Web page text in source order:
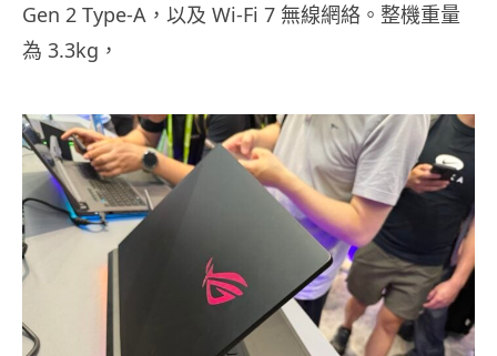
Gen 2 Type-A，以及 Wi-Fi 7 無線網絡。整機重量
為 3.3kg，